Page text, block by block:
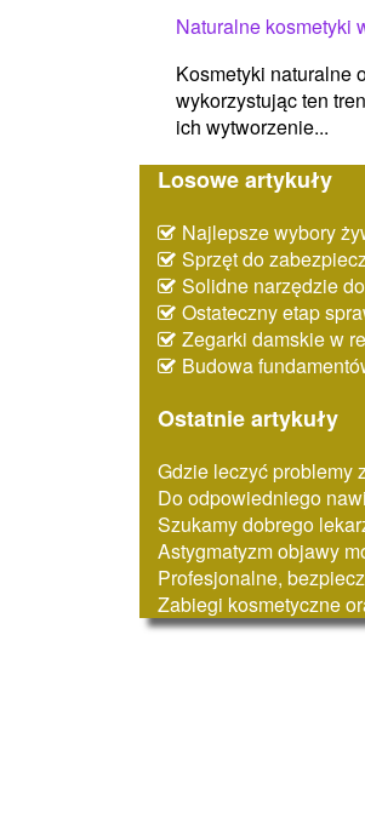
Naturalne kosmetyki
Kosmetyki naturalne
wykorzystując ten
ich wytworzenie...
Losowe artykuły
Najlepsze wybory
Sprzęt do
Solidne narzędzie
Ostateczny etap
Zegarki damskie w
Budowa
Ostatnie artykuły
Gdzie leczyć problemy
Do odpowiedniego
Szukamy dobrego
Astygmatyzm objawy
Profesjonalne,
Zabiegi kosmetyczne